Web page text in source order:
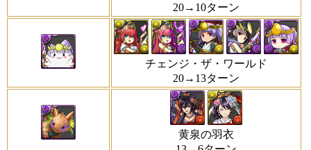
20→10ターン
チェンジ・ザ・ワールド
20→13ターン
黄泉の羽衣